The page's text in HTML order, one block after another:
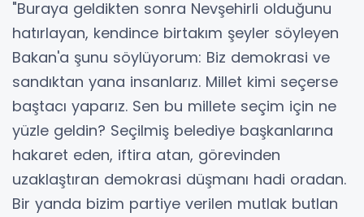
"Buraya geldikten sonra Nevşehirli olduğunu
hatırlayan, kendince birtakım şeyler söyleyen
Bakan'a şunu söylüyorum: Biz demokrasi ve
sandıktan yana insanlarız. Millet kimi seçerse
baştacı yaparız. Sen bu millete seçim için ne
yüzle geldin? Seçilmiş belediye başkanlarına
hakaret eden, iftira atan, görevinden
uzaklaştıran demokrasi düşmanı hadi oradan.
Bir yanda bizim partiye verilen mutlak butlan